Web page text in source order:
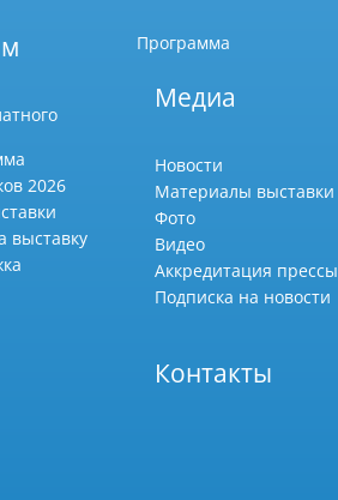
2026
выставку
Программа
Медиа
Новости
Материалы выставки
Фото
Видео
Аккредитация прессы
Подписка на новости
Контакты